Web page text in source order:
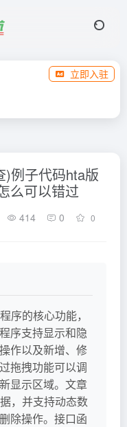
立即入驻
)例子代码hta版
么可以错过
414 0 0
序的核心功能，
序支持显示和隐
作以及新增、修
拖拽功能可以调
显示区域。文章
，并支持动态数
除操作。接口函